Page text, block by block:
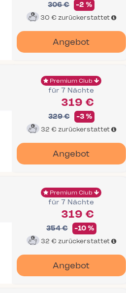
306 € -2 %
30 € zurückerstattet
Angebot
Premium Club
für 7 Nächte
319 €
329 € -3 %
32 € zurückerstattet
Angebot
Premium Club
für 7 Nächte
319 €
354 € -10 %
32 € zurückerstattet
Angebot